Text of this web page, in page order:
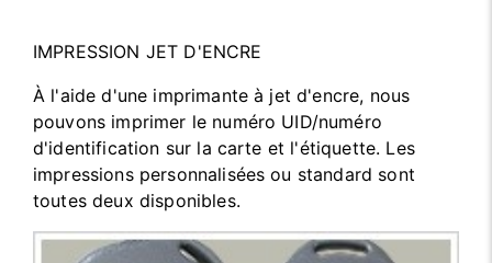
IMPRESSION JET D'ENCRE
À l'aide d'une imprimante à jet d'encre, nous
pouvons imprimer le numéro UID/numéro
d'identification sur la carte et l'étiquette. Les
impressions personnalisées ou standard sont
toutes deux disponibles.